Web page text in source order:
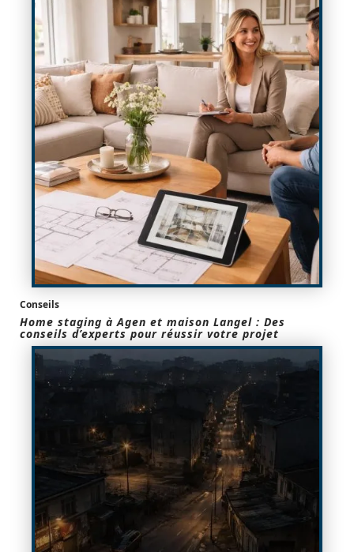
Conseils
Home staging à Agen et maison Langel : Des
conseils d’experts pour réussir votre projet